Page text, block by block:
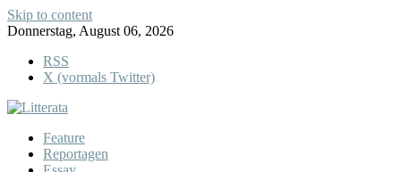
Skip to content
Donnerstag, August 06, 2026
RSS
X (vormals Twitter)
Feature
Reportagen